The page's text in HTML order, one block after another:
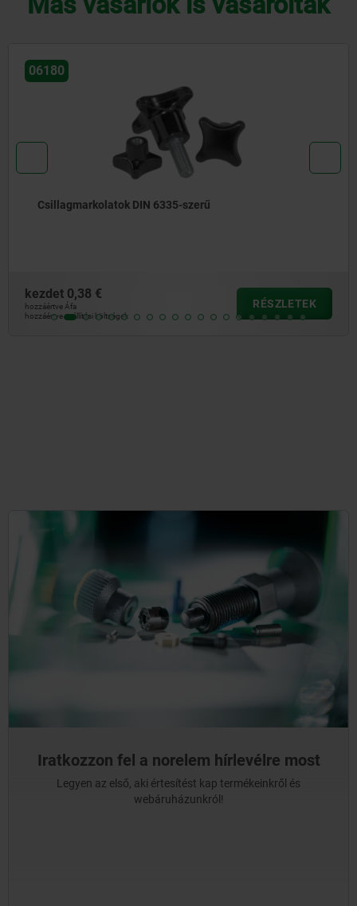
RÉSZLETEK
Csillagmarkolatok elvesztés elleni
hozzáértve szállítási költségek
Iratkozzon fel a norelem hírlevélre most
Legyen az első, aki értesítést kap termékeinkről és
webáruházunkról!